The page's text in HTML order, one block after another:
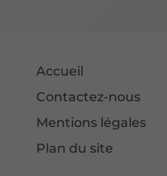
Accueil
Contactez-nous
Mentions légales
Plan du site